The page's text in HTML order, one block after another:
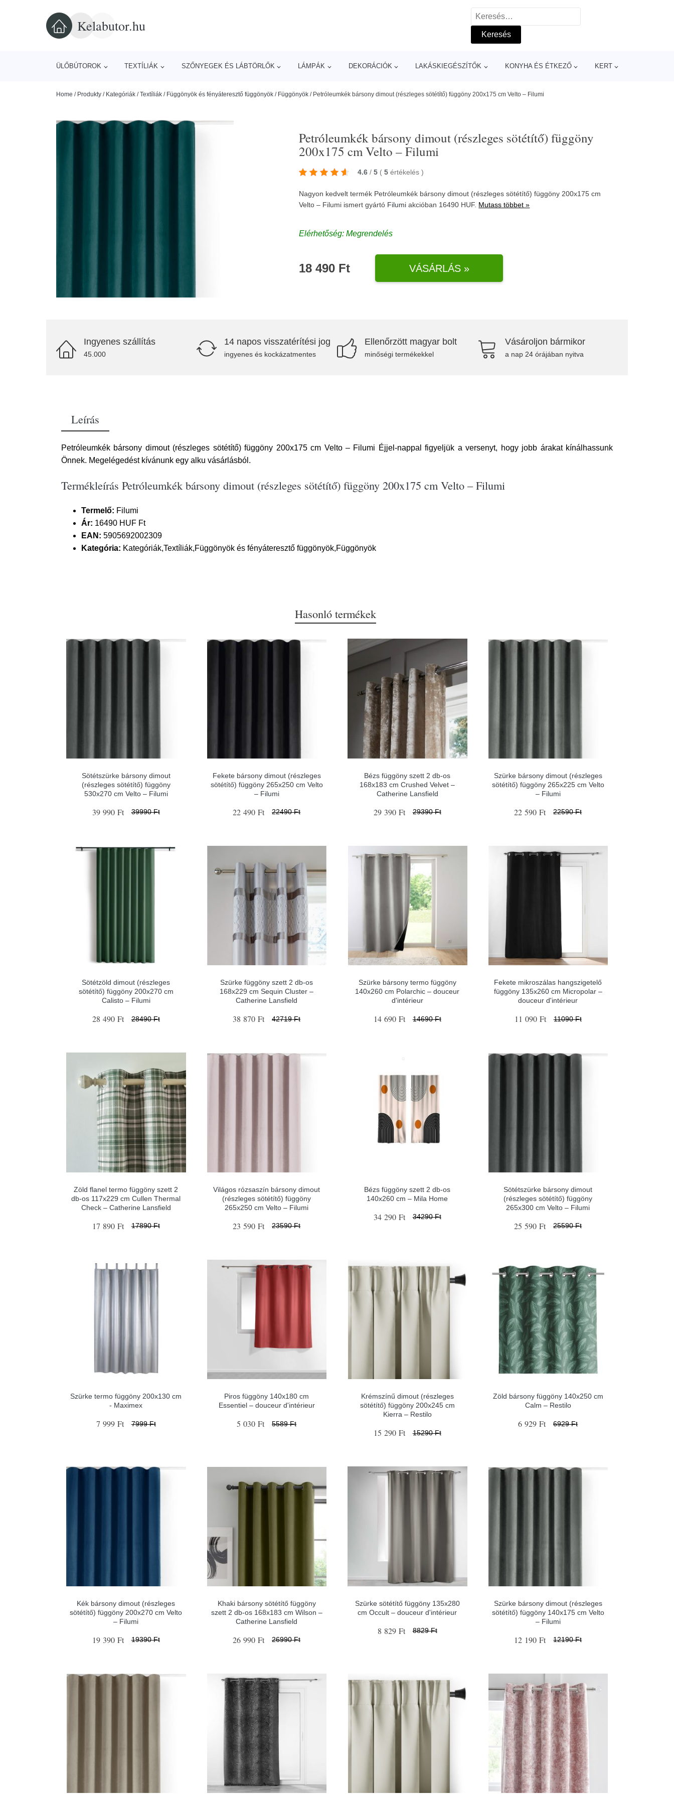
Kelabutor.hu
Keresés:
ÜLŐBÚTOROK TEXTÍLIÁK SZŐNYEGEK ÉS LÁBTÖRLŐK LÁMPÁK DEKORÁCIÓK LAKÁSKIEGÉSZÍTŐK KONYHA ÉS ÉTKEZŐ KERT
Home / Produkty / Kategóriák /Textíliák / Függönyök és fényáteresztő függönyök / Függönyök / Petróleumkék bársony dimout (részleges sötétítő) függöny 200x175 cm Velto – Filumi
Petróleumkék bársony dimout (részleges sötétítő) függöny
200x175 cm Velto – Filumi
4.6 / 5 ( 5 értékelés)
Nagyon kedvelt termék Petróleumkék bársony dimout (részleges sötétítő) függöny 200x175 cm
Velto – Filumi ismert gyártó Filumi akcióban 16490 HUF. Mutass többet »
Elérhetőség: Megrendelés
18 490 Ft VÁSÁRLÁS »
Ingyenes szállítás
45.000
14 napos visszatérítési jog
ingyenes és kockázatmentes
Ellenőrzött magyar bolt
minőségi termékekkel
Vásároljon bármikor
a nap 24 órájában nyitva
Leírás
Petróleumkék bársony dimout (részleges sötétítő) függöny 200x175 cm Velto – Filumi Éjjel-nappal figyeljük a versenyt, hogy jobb árakat kínálhassunk
Önnek. Megelégedést kívánunk egy alku vásárlásból.
Termékleírás Petróleumkék bársony dimout (részleges sötétítő) függöny 200x175 cm Velto – Filumi
Termelő: Filumi
Ár: 16490 HUF Ft
EAN: 5905692002309
Kategória: Kategóriák,Textíliák,Függönyök és fényáteresztő függönyök,Függönyök
Hasonló termékek
Sötétszürke bársony dimout
(részleges sötétítő) függöny
530x270 cm Velto – Filumi
39 990 Ft 39990 Ft
Fekete bársony dimout (részleges
sötétítő) függöny 265x250 cm Velto
– Filumi
22 490 Ft 22490 Ft
Bézs függöny szett 2 db-os
168x183 cm Crushed Velvet –
Catherine Lansfield
29 390 Ft 29390 Ft
Szürke bársony dimout (részleges
sötétítő) függöny 265x225 cm Velto
– Filumi
22 590 Ft 22590 Ft
Sötétzöld dimout (részleges
sötétítő) függöny 200x270 cm
Calisto – Filumi
28 490 Ft 28490 Ft
Szürke függöny szett 2 db-os
168x229 cm Sequin Cluster –
Catherine Lansfield
38 870 Ft 42719 Ft
Szürke bársony termo függöny
140x260 cm Polarchic – douceur
d'intérieur
14 690 Ft 14690 Ft
Fekete mikroszálas hangszigetelő
függöny 135x260 cm Micropolar –
douceur d'intérieur
11 090 Ft 11090 Ft
Zöld flanel termo függöny szett 2
db-os 117x229 cm Cullen Thermal
Check – Catherine Lansfield
17 890 Ft 17890 Ft
Világos rózsaszín bársony dimout
(részleges sötétítő) függöny
265x250 cm Velto – Filumi
23 590 Ft 23590 Ft
Bézs függöny szett 2 db-os
140x260 cm – Mila Home
34 290 Ft 34290 Ft
Sötétszürke bársony dimout
(részleges sötétítő) függöny
265x300 cm Velto – Filumi
25 590 Ft 25590 Ft
Szürke termo függöny 200x130 cm
- Maximex
7 999 Ft 7999 Ft
Piros függöny 140x180 cm
Essentiel – douceur d'intérieur
5 030 Ft 5589 Ft
Krémszínű dimout (részleges
sötétítő) függöny 200x245 cm
Kierra – Restilo
15 290 Ft 15290 Ft
Zöld bársony függöny 140x250 cm
Calm – Restilo
6 929 Ft 6929 Ft
Kék bársony dimout (részleges
sötétítő) függöny 200x270 cm Velto
– Filumi
19 390 Ft 19390 Ft
Khaki bársony sötétítő függöny
szett 2 db-os 168x183 cm Wilson –
Catherine Lansfield
26 990 Ft 26990 Ft
Szürke sötétítő függöny 135x280
cm Occult – douceur d'intérieur
8 829 Ft 8829 Ft
Szürke bársony dimout (részleges
sötétítő) függöny 140x175 cm Velto
– Filumi
12 190 Ft 12190 Ft